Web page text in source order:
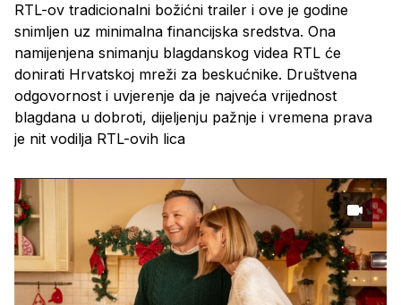
RTL-ov tradicionalni božićni trailer i ove je godine
snimljen uz minimalna financijska sredstva. Ona
namijenjena snimanju blagdanskog videa RTL će
donirati Hrvatskoj mreži za beskućnike. Društvena
odgovornost i uvjerenje da je najveća vrijednost
blagdana u dobroti, dijeljenju pažnje i vremena prava
je nit vodilja RTL-ovih lica